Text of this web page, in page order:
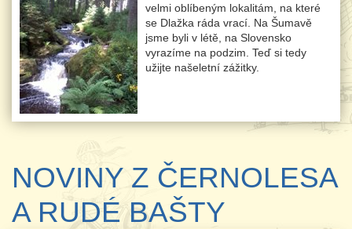
velmi oblíbeným lokalitám, na které
se Dlažka ráda vrací. Na Šumavě
jsme byli v létě, na Slovensko
vyrazíme na podzim. Teď si tedy
užijte našeletní zážitky.
NOVINY Z ČERNOLESA
A RUDÉ BAŠTY